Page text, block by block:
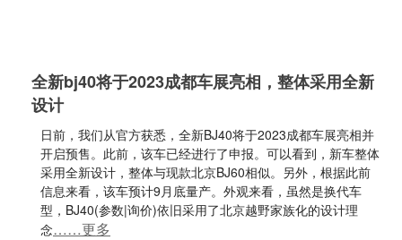
全新bj40将于2023成都车展亮相，整体采用全新
设计
日前，我们从官方获悉，全新BJ40将于2023成都车展亮相并
开启预售。此前，该车已经进行了申报。可以看到，新车整体
采用全新设计，整体与现款北京BJ60相似。另外，根据此前
信息来看，该车预计9月底量产。外观来看，虽然是换代车
型，BJ40(参数|询价)依旧采用了北京越野家族化的设计理
念……更多